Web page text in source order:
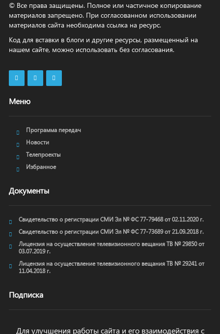
© Все права защищены. Полное или частичное копирование
материалов запрещено. При согласованном использовании
материалов сайта необходима ссылка на ресурс.
Код для вставки в блоги и другие ресурсы, размещенный на
нашем сайте, можно использовать без согласования.
Меню
Программа передач
Новости
Телепроекты
Избранное
Документы
Свидетельство о регистрации СМИ Эл № ФС 77-79468 от 02.11.2020 г.
Свидетельство о регистрации СМИ Эл № ФС 77-73689 от 21.09.2018 г.
Лицензия на осуществление телевизионного вещания ТВ № 29850 от
03.07.2019 г.
Лицензия на осуществление телевизионного вещания ТВ № 29241 от
11.04.2018 г.
Подписка
Для улучшения работы сайта и его взаимодействия с